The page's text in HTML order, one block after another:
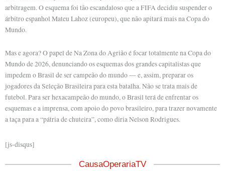
arbitragem. O esquema foi tão escandaloso que a FIFA decidiu suspender o
árbitro espanhol Mateu Lahoz (europeu), que não apitará mais na Copa do
Mundo.
Mas e agora? O papel de Na Zona do Agrião é focar totalmente na Copa do
Mundo de 2026, denunciando os esquemas dos grandes capitalistas que
impedem o Brasil de ser campeão do mundo — e, assim, preparar os
jogadores da Seleção Brasileira para esta batalha. Não se trata mais de
futebol. Para ser hexacampeão do mundo, o Brasil terá de enfrentar os
esquemas e a imprensa, com apoio do povo brasileiro, para trazer novamente
a taça para a “pátria de chuteira”, como diria Nelson Rodrigues.
[js-disqus]
CausaOperariaTV